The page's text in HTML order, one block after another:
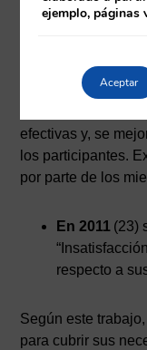
hábitos higiénicos
autoestima.
efectivas y, se
los participantes.
por parte de los
En 2011 (23)
respecto a
Según este
para cubrir sus
ejemplo, páginas
Aceptar